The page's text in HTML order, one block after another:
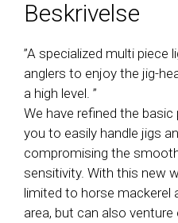
Beskrivelse
”A specialized multi piece
anglers to enjoy the jig-
a high level. ”
We have refined the
you to easily handle jigs
compromising the
sensitivity. With this new
limited to horse mackerel
area, but can also